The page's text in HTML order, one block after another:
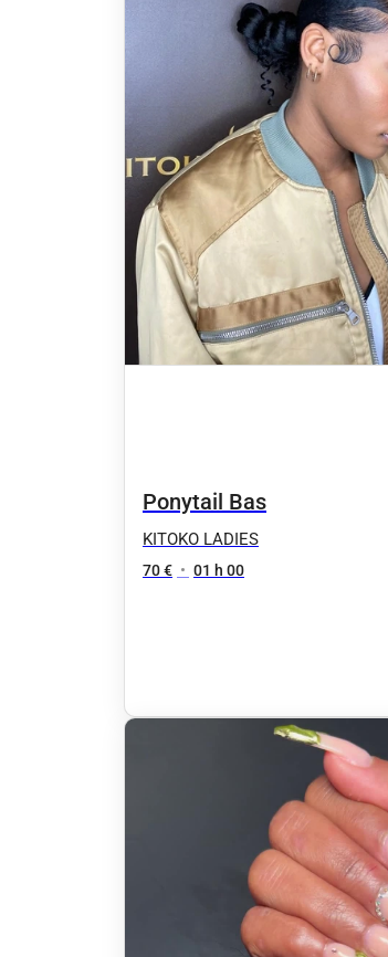
Ponytail Bas
KITOKO LADIES
70 € • 01 h 00